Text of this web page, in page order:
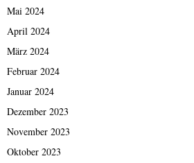
Mai 2024
April 2024
März 2024
Februar 2024
Januar 2024
Dezember 2023
November 2023
Oktober 2023